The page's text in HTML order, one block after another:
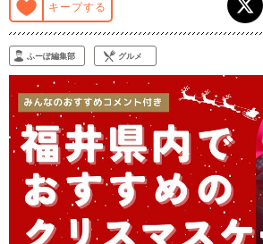
キープする
ふーぽ編集部 グルメ